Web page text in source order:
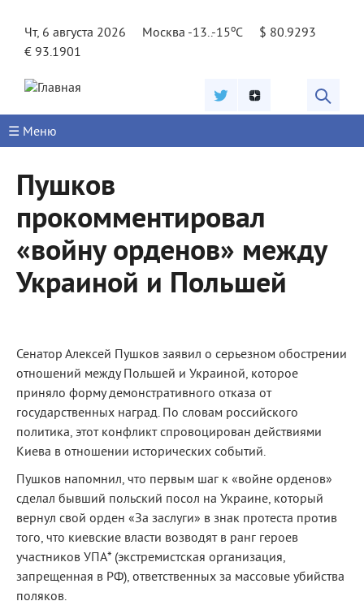
Чт, 6 августа 2026
Москва -13..-15oC
$ 80.9293
€ 93.1901
☰ Меню
Пушков
прокомментировал
«войну орденов» между
Украиной и Польшей
Сенатор Алексей Пушков заявил о серьезном обострении
отношений между Польшей и Украиной, которое
приняло форму демонстративного отказа от
государственных наград. По словам российского
политика, этот конфликт спровоцирован действиями
Киева в отношении исторических событий.
Пушков напомнил, что первым шаг к «войне орденов»
сделал бывший польский посол на Украине, который
вернул свой орден «За заслуги» в знак протеста против
того, что киевские власти возводят в ранг героев
участников УПА* (экстремистская организация,
запрещенная в РФ), ответственных за массовые убийства
поляков.